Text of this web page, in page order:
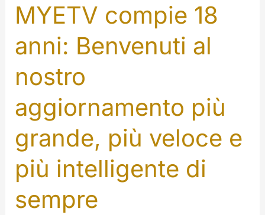
MYETV compie 18
anni: Benvenuti al
nostro
aggiornamento più
grande, più veloce e
più intelligente di
sempre